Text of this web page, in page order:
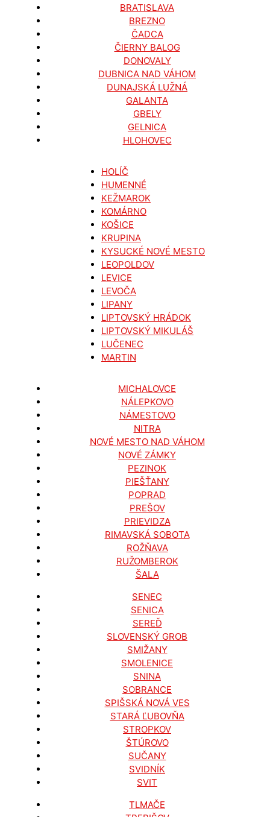
BRATISLAVA
BREZNO
ČADCA
ČIERNY BALOG
DONOVALY
DUBNICA NAD VÁHOM
DUNAJSKÁ LUŽNÁ
GALANTA
GBELY
GELNICA
HLOHOVEC
HOLÍČ
HUMENNÉ
KEŽMAROK
KOMÁRNO
KOŠICE
KRUPINA
KYSUCKÉ NOVÉ MESTO
LEOPOLDOV
LEVICE
LEVOČA
LIPANY
LIPTOVSKÝ HRÁDOK
LIPTOVSKÝ MIKULÁŠ
LUČENEC
MARTIN
MICHALOVCE
NÁLEPKOVO
NÁMESTOVO
NITRA
NOVÉ MESTO NAD VÁHOM
NOVÉ ZÁMKY
PEZINOK
PIEŠŤANY
POPRAD
PREŠOV
PRIEVIDZA
RIMAVSKÁ SOBOTA
ROŽŇAVA
RUŽOMBEROK
ŠALA
SENEC
SENICA
SEREĎ
SLOVENSKÝ GROB
SMIŽANY
SMOLENICE
SNINA
SOBRANCE
SPIŠSKÁ NOVÁ VES
STARÁ ĽUBOVŇA
STROPKOV
ŠTÚROVO
SUČANY
SVIDNÍK
SVIT
TLMAČE